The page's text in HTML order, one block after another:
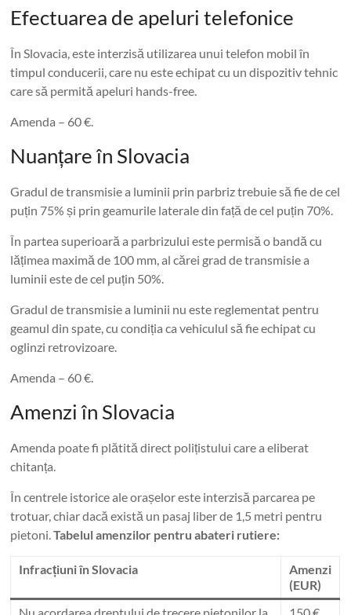
Efectuarea de apeluri telefonice
În Slovacia, este interzisă utilizarea unui telefon mobil în
timpul conducerii, care nu este echipat cu un dispozitiv tehnic
care să permită apeluri hands-free.
Amenda – 60 €.
Nuanțare în Slovacia
Gradul de transmisie a luminii prin parbriz trebuie să fie de cel
puțin 75% și prin geamurile laterale din față de cel puțin 70%.
În partea superioară a parbrizului este permisă o bandă cu
lățimea maximă de 100 mm, al cărei grad de transmisie a
luminii este de cel puțin 50%.
Gradul de transmisie a luminii nu este reglementat pentru
geamul din spate, cu condiția ca vehiculul să fie echipat cu
oglinzi retrovizoare.
Amenda – 60 €.
Amenzi în Slovacia
Amenda poate fi plătită direct polițistului care a eliberat
chitanța.
În centrele istorice ale orașelor este interzisă parcarea pe
trotuar, chiar dacă există un pasaj liber de 1,5 metri pentru
pietoni.Tabelul amenzilor pentru abateri rutiere:
Infracțiuni în Slovacia
Amenzi
(EUR)
Nu acordarea dreptului de trecere pietonilor la
150 €